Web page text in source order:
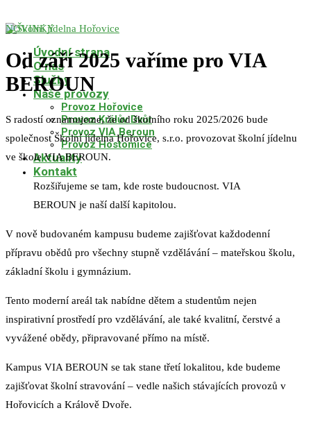
Úvodní strana
O nás
Služby
Naše provozy
Provoz Hořovice
Provoz Králův Dvůr
Provoz VIA Beroun
Provoz Hostomice
Aktuality
Kontakt
NOVINKY
Od září 2025 vaříme pro VIA
BEROUN
S radostí oznamujeme, že od školního roku 2025/2026 bude
společnost Školní jídelna Hořovice, s.r.o. provozovat školní jídelnu
ve škole VIA BEROUN.
Rozšiřujeme se tam, kde roste budoucnost. VIA
BEROUN je naší další kapitolou.
V nově budovaném kampusu budeme zajišťovat každodenní
přípravu obědů pro všechny stupně vzdělávání – mateřskou školu,
základní školu i gymnázium.
Tento moderní areál tak nabídne dětem a studentům nejen
inspirativní prostředí pro vzdělávání, ale také kvalitní, čerstvé a
vyvážené obědy, připravované přímo na místě.
Kampus VIA BEROUN se tak stane třetí lokalitou, kde budeme
zajišťovat školní stravování – vedle našich stávajících provozů v
Hořovicích a Králově Dvoře.